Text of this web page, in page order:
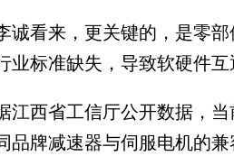
看来，更关键的，是零部
业标准缺失，导致软硬件
西省工信厅公开数据，当
品牌减速器与伺服电机的